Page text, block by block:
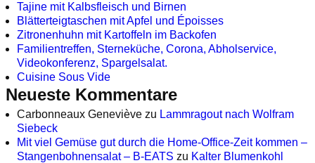
Tajine mit Kalbsfleisch und Birnen
Blätterteigtaschen mit Apfel und Époisses
Zitronenhuhn mit Kartoffeln im Backofen
Familientreffen, Sterneküche, Corona, Abholservice,
Videokonferenz, Spargelsalat.
Cuisine Sous Vide
Neueste Kommentare
Carbonneaux Geneviève zu Lammragout nach Wolfram
Siebeck
Mit viel Gemüse gut durch die Home-Office-Zeit kommen –
Stangenbohnensalat – B-EATS zu Kalter Blumenkohl